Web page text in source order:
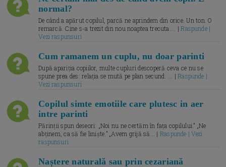
normal?
De când a apărut copilul, parcă ne aprindem din orice. Un ton. O
remarcă. Cine s-a trezit din nou noaptea trecuta.... |Raspunde |
Vezi raspunsuri
Cum ramanem un cuplu, nu doar parinti
După apariția copiilor, multe cupluri descoperă ceva ce nu se
spune prea des: relația se mută pe plan secund. ... |Raspunde |
Vezi raspunsuri
Copilul simte emotiile care plutesc in aer
intre parinti
Părinții spun deseori: „Noi nu ne certăm în fața copilului.” „Ne
abținem, ca să fie liniște.” „Avem grijă să... | Raspunde | Vezi
raspunsuri
Naștere naturală sau prin cezariană